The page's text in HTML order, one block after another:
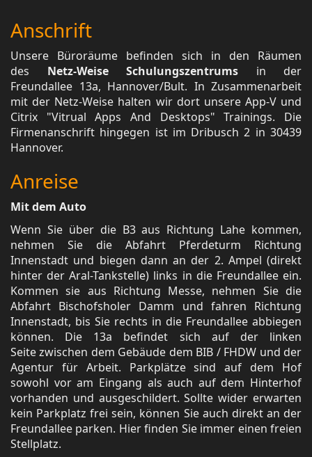
Anschrift
Unsere Büroräume befinden sich in den Räumen
des Netz-Weise Schulungszentrums in der
Freundallee 13a, Hannover/Bult. In Zusammenarbeit
mit der Netz-Weise halten wir dort unsere App-V und
Citrix "Vitrual Apps And Desktops" Trainings. Die
Firmenanschrift hingegen ist im Dribusch 2 in 30439
Hannover.
Anreise
Mit dem Auto
Wenn Sie über die B3 aus Richtung Lahe kommen,
nehmen Sie die Abfahrt Pferdeturm Richtung
Innenstadt und biegen dann an der 2. Ampel (direkt
hinter der Aral-Tankstelle) links in die Freundallee ein.
Kommen sie aus Richtung Messe, nehmen Sie die
Abfahrt Bischofsholer Damm und fahren Richtung
Innenstadt, bis Sie rechts in die Freundallee abbiegen
können. Die 13a befindet sich auf der linken
Seite zwischen dem Gebäude dem BIB / FHDW und der
Agentur für Arbeit. Parkplätze sind auf dem Hof
sowohl vor am Eingang als auch auf dem Hinterhof
vorhanden und ausgeschildert. Sollte wider erwarten
kein Parkplatz frei sein, können Sie auch direkt an der
Freundallee parken. Hier finden Sie immer einen freien
Stellplatz.